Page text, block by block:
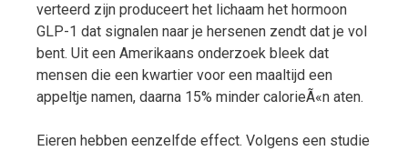
verteerd zijn produceert het lichaam het hormoon
GLP-1 dat signalen naar je hersenen zendt dat je vol
bent. Uit een Amerikaans onderzoek bleek dat
mensen die een kwartier voor een maaltijd een
appeltje namen, daarna 15% minder calorieÃ«n aten.
Eieren hebben eenzelfde effect. Volgens een studie